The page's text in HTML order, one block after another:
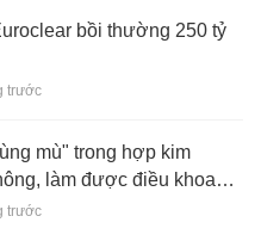
bồi thường 250 tỷ
trước
mù" trong hợp kim
làm được điều khoa
lâu
trước